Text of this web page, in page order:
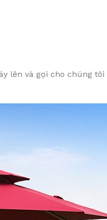
lên và gọi cho chúng